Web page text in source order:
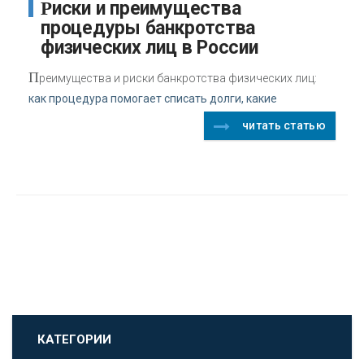
Риски и преимущества
процедуры банкротства
физических лиц в России
Преимущества и риски банкротства физических лиц:
как процедура помогает списать долги, какие
читать статью
КАТЕГОРИИ